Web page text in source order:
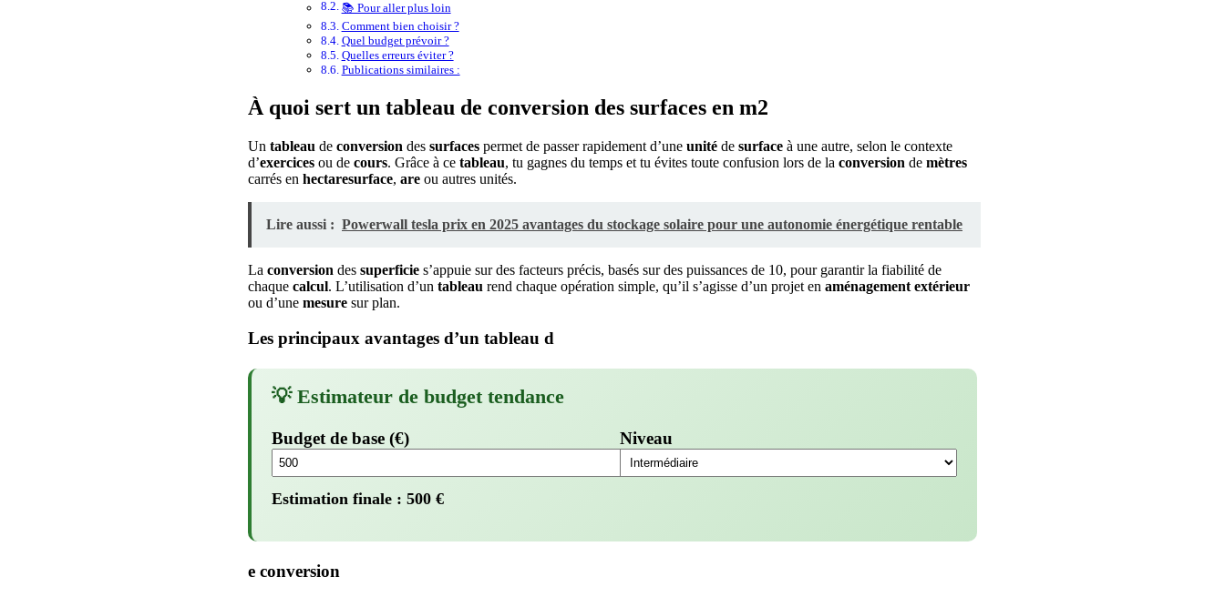
📚 Pour aller plus loin
Comment bien choisir ?
Quel budget prévoir ?
Quelles erreurs éviter ?
Publications similaires :
À quoi sert un tableau de conversion des surfaces en m2
Un tableau de conversion des surfaces permet de passer rapidement d’une unité de surface à une autre, selon le contexte
d’exercices ou de cours. Grâce à ce tableau, tu gagnes du temps et tu évites toute confusion lors de la conversion de mètres
carrés en hectaresurface, are ou autres unités.
Lire aussi : Powerwall tesla prix en 2025 avantages du stockage solaire pour une autonomie énergétique rentable
La conversion des superficie s’appuie sur des facteurs précis, basés sur des puissances de 10, pour garantir la fiabilité de
chaque calcul. L’utilisation d’un tableau rend chaque opération simple, qu’il s’agisse d’un projet en aménagement extérieur
ou d’une mesure sur plan.
Les principaux avantages d’un tableau d
💡 Estimateur de budget tendance
Budget de base (€) Niveau
Estimation finale : 500 €
e conversion